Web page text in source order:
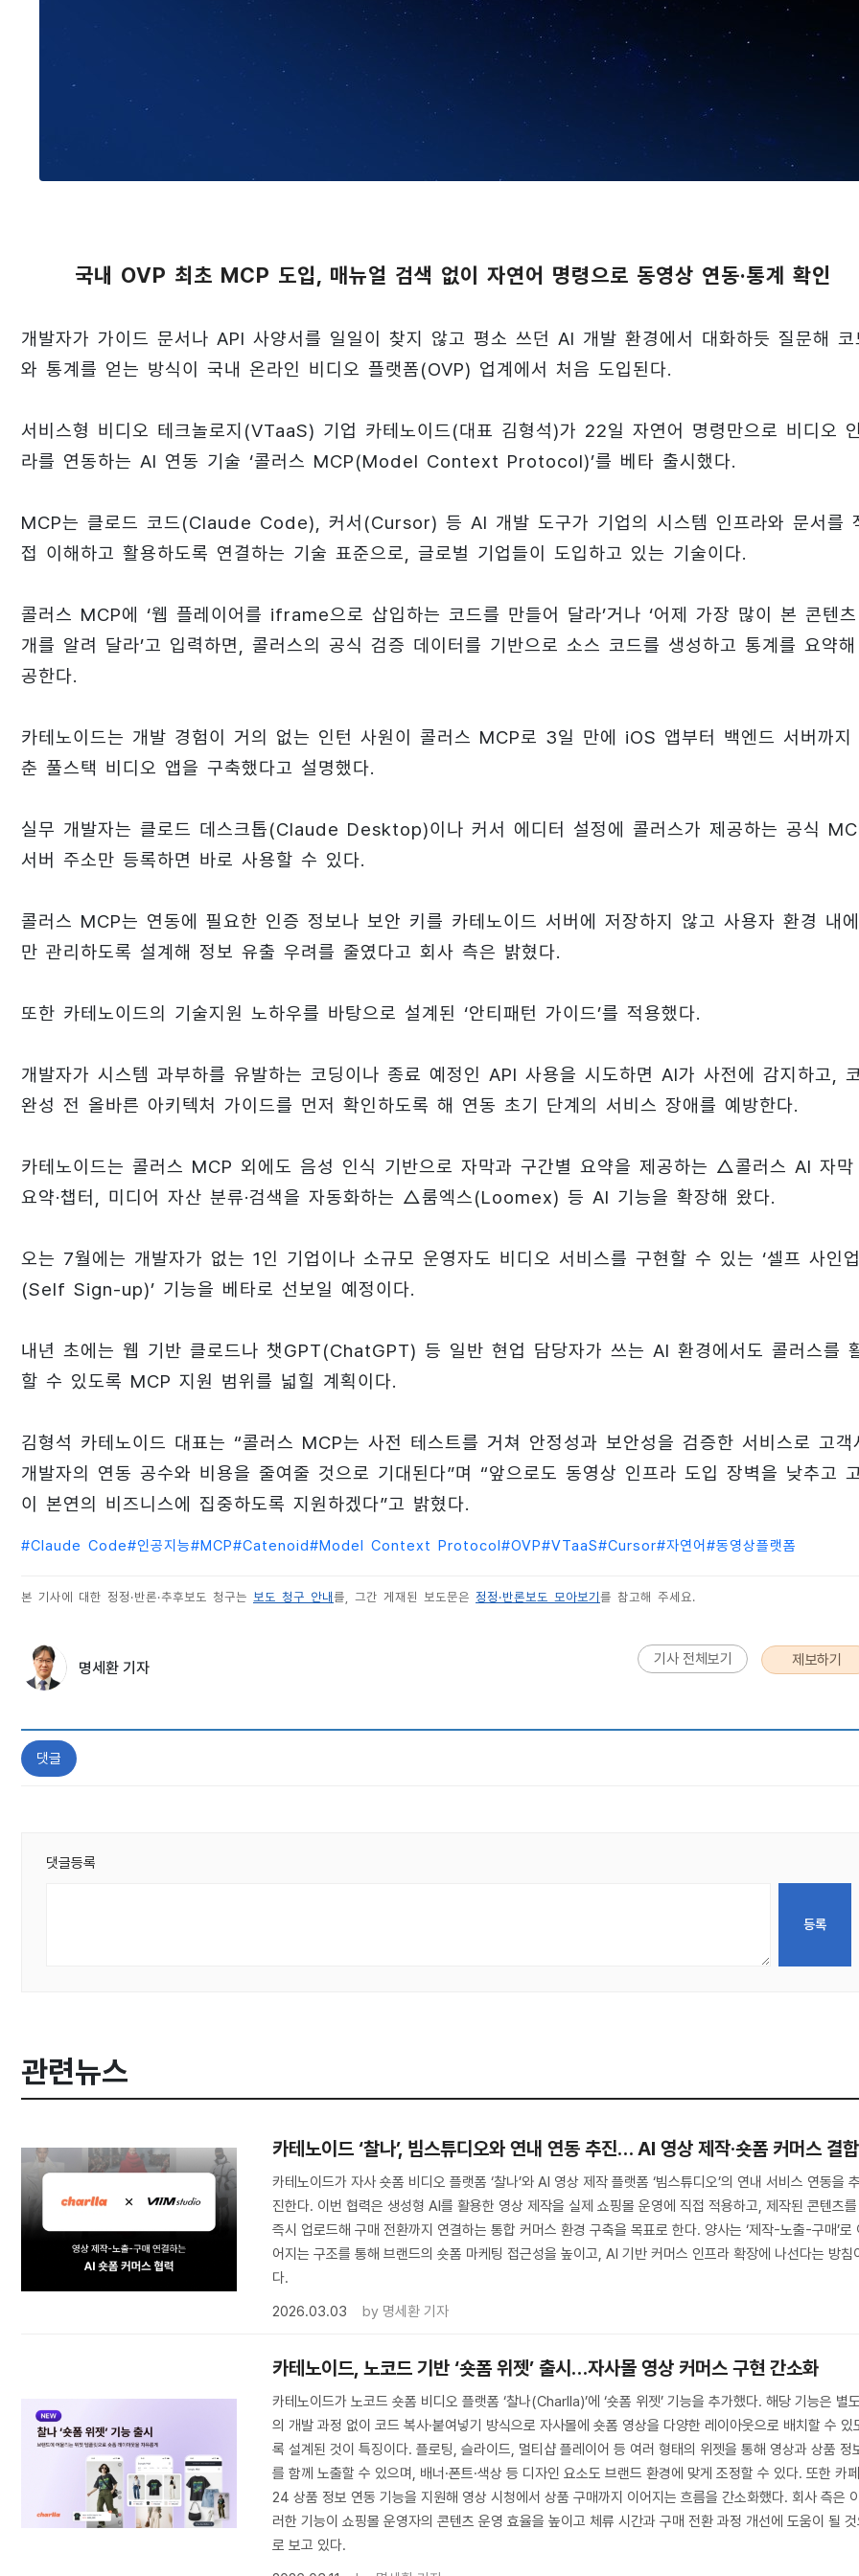
국내 OVP 최초 MCP 도입, 매뉴얼 검색 없이 자연어 명령으로 동영상 연동·통계 확인
개발자가 가이드 문서나 API 사양서를 일일이 찾지 않고 평소 쓰던 AI 개발 환경에서 대화하듯 질문해 코
와 통계를 얻는 방식이 국내 온라인 비디오 플랫폼(OVP) 업계에서 처음 도입된다.
서비스형 비디오 테크놀로지(VTaaS) 기업 카테노이드(대표 김형석)가 22일 자연어 명령만으로 비디오
라를 연동하는 AI 연동 기술 ‘콜러스 MCP(Model Context Protocol)’를 베타 출시했다.
MCP는 클로드 코드(Claude Code), 커서(Cursor) 등 AI 개발 도구가 기업의 시스템 인프라와 문서를
접 이해하고 활용하도록 연결하는 기술 표준으로, 글로벌 기업들이 도입하고 있는 기술이다.
콜러스 MCP에 ‘웹 플레이어를 iframe으로 삽입하는 코드를 만들어 달라’거나 ‘어제 가장 많이 본 콘텐
개를 알려 달라’고 입력하면, 콜러스의 공식 검증 데이터를 기반으로 소스 코드를 생성하고 통계를 요약해
공한다.
카테노이드는 개발 경험이 거의 없는 인턴 사원이 콜러스 MCP로 3일 만에 iOS 앱부터 백엔드 서버까지
춘 풀스택 비디오 앱을 구축했다고 설명했다.
실무 개발자는 클로드 데스크톱(Claude Desktop)이나 커서 에디터 설정에 콜러스가 제공하는 공식
서버 주소만 등록하면 바로 사용할 수 있다.
콜러스 MCP는 연동에 필요한 인증 정보나 보안 키를 카테노이드 서버에 저장하지 않고 사용자 환경 내에
만 관리하도록 설계해 정보 유출 우려를 줄였다고 회사 측은 밝혔다.
또한 카테노이드의 기술지원 노하우를 바탕으로 설계된 ‘안티패턴 가이드’를 적용했다.
개발자가 시스템 과부하를 유발하는 코딩이나 종료 예정인 API 사용을 시도하면 AI가 사전에 감지하고,
완성 전 올바른 아키텍처 가이드를 먼저 확인하도록 해 연동 초기 단계의 서비스 장애를 예방한다.
카테노이드는 콜러스 MCP 외에도 음성 인식 기반으로 자막과 구간별 요약을 제공하는 △콜러스 AI 자막
요약·챕터, 미디어 자산 분류·검색을 자동화하는 △룸엑스(Loomex) 등 AI 기능을 확장해 왔다.
오는 7월에는 개발자가 없는 1인 기업이나 소규모 운영자도 비디오 서비스를 구현할 수 있는 ‘셀프 사인업
(Self Sign-up)’ 기능을 베타로 선보일 예정이다.
내년 초에는 웹 기반 클로드나 챗GPT(ChatGPT) 등 일반 현업 담당자가 쓰는 AI 환경에서도 콜러스를
할 수 있도록 MCP 지원 범위를 넓힐 계획이다.
김형석 카테노이드 대표는 “콜러스 MCP는 사전 테스트를 거쳐 안정성과 보안성을 검증한 서비스로 고객
개발자의 연동 공수와 비용을 줄여줄 것으로 기대된다”며 “앞으로도 동영상 인프라 도입 장벽을 낮추고
이 본연의 비즈니스에 집중하도록 지원하겠다”고 밝혔다.
#Claude Code#인공지능#MCP#Catenoid#Model Context Protocol #OVP#VTaaS#Cursor#자연어 #동영상플랫폼
본 기사에 대한 정정·반론·추후보도 청구는 보도 청구 안내 를, 그간 게재된 보도문은 정정·반론보도 모아보기 를 참고해 주세요.
명세환 기자 기사 전체보기 제보하기
댓글
댓글등록
관련뉴스
카테노이드 ‘찰나’, 빔스튜디오와 연내 연동 추진… AI 영상 제작·숏폼 커머스 결합
카테노이드가 자사 숏폼 비디오 플랫폼 ‘찰나’와 AI 영상 제작 플랫폼 ‘빔스튜디오’의 연내 서비스 연동을 추
진한다. 이번 협력은 생성형 AI를 활용한 영상 제작을 실제 쇼핑몰 운영에 직접 적용하고, 제작된 콘텐츠를
즉시 업로드해 구매 전환까지 연결하는 통합 커머스 환경 구축을 목표로 한다. 양사는 ‘제작-노출-구매’로
어지는 구조를 통해 브랜드의 숏폼 마케팅 접근성을 높이고, AI 기반 커머스 인프라 확장에 나선다는 방침
다.
2026.03.03
by 명세환 기자
카테노이드, 노코드 기반 ‘숏폼 위젯’ 출시…자사몰 영상 커머스 구현 간소화
카테노이드가 노코드 숏폼 비디오 플랫폼 ‘찰나(Charlla)’에 ‘숏폼 위젯’ 기능을 추가했다. 해당 기능은 별도
의 개발 과정 없이 코드 복사·붙여넣기 방식으로 자사몰에 숏폼 영상을 다양한 레이아웃으로 배치할 수 있
록 설계된 것이 특징이다. 플로팅, 슬라이드, 멀티샵 플레이어 등 여러 형태의 위젯을 통해 영상과 상품 정
를 함께 노출할 수 있으며, 배너·폰트·색상 등 디자인 요소도 브랜드 환경에 맞게 조정할 수 있다. 또한 카페
24 상품 정보 연동 기능을 지원해 영상 시청에서 상품 구매까지 이어지는 흐름을 간소화했다. 회사 측은 이
러한 기능이 쇼핑몰 운영자의 콘텐츠 운영 효율을 높이고 체류 시간과 구매 전환 과정 개선에 도움이 될 것
로 보고 있다.